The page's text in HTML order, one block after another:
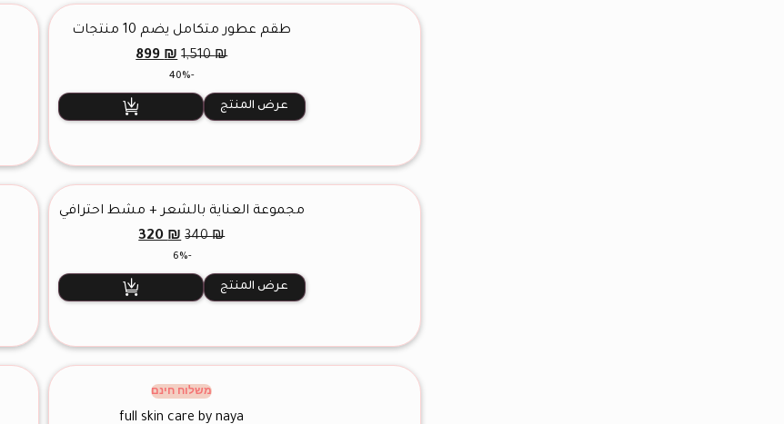
طقم عطور متكامل يضم 10 منتجات
1,510₪
السعر
الأصلي
899₪
السعر
899 ₪.
-40%
عرض المنتج
مجموعة العناية بالشعر + مشط احترافي
340₪
السعر
الأصلي
320₪
السعر
320 ₪.
-6%
عرض المنتج
משלוח חינם
full skin care by naya